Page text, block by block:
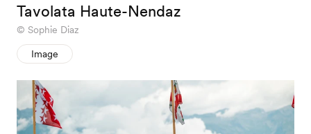
Tavolata Haute-Nendaz
Sophie Diaz
Image